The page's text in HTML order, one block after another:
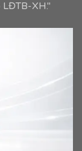
XH."